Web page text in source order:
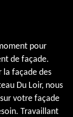
pour
de façade.
la façade des
Du Loir, nous
votre façade
Travaillant